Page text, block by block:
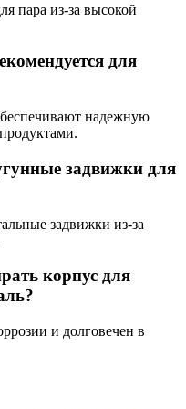
пара из-за высокой
для
надежную
задвижки для
задвижки из-за
корпус для
и долговечен в